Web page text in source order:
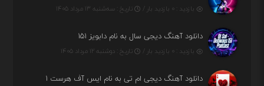
بازدید : ۰ بازدید بار / تاریخ : سه‌شنبه ۱۳ مرداد ۱۴۰۵
دانلود آهنگ دیجی سال به نام دابویز ۱۵۱
بازدید : ۰ بازدید بار / تاریخ : دوشنبه ۱۲ مرداد ۱۴۰۵
دانلود آهنگ دیجی ام تی به نام ایس آف هرست ۱